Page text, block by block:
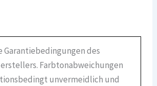
Garantiebedingungen des
Farbtonabweichungen
unvermeidlich und